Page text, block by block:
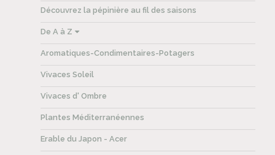
Découvrez la pépinière au fil des saisons
De A à Z
Aromatiques-Condimentaires-Potagers
Vivaces Soleil
Vivaces d' Ombre
Plantes Méditerranéennes
Erable du Japon - Acer